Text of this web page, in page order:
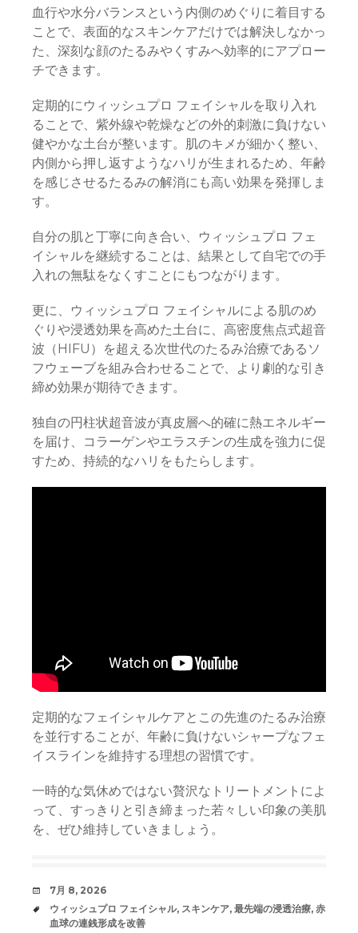
血行や水分バランスという内側のめぐりに着目する
ことで、表面的なスキンケアだけでは解決しなかっ
た、深刻な顔のたるみやくすみへ効率的にアプロー
チできます。
定期的にウィッシュプロ フェイシャルを取り入れ
ることで、紫外線や乾燥などの外的刺激に負けない
健やかな土台が整います。肌のキメが細かく整い、
内側から押し返すようなハリが生まれるため、年齢
を感じさせるたるみの解消にも高い効果を発揮しま
す。
自分の肌と丁寧に向き合い、ウィッシュプロ フェ
イシャルを継続することは、結果として自宅での手
入れの無駄をなくすことにもつながります。
更に、ウィッシュプロ フェイシャルによる肌のめ
ぐりや浸透効果を高めた土台に、高密度焦点式超音
波（HIFU）を超える次世代のたるみ治療であるソ
フウェーブを組み合わせることで、より劇的な引き
締め効果が期待できます。
独自の円柱状超音波が真皮層へ的確に熱エネルギー
を届け、コラーゲンやエラスチンの生成を強力に促
すため、持続的なハリをもたらします。
定期的なフェイシャルケアとこの先進のたるみ治療
を並行することが、年齢に負けないシャープなフェ
イスラインを維持する理想の習慣です。
一時的な気休めではない贅沢なトリートメントによ
って、すっきりと引き締まった若々しい印象の美肌
を、ぜひ維持していきましょう。
日
時
7月 8, 2026
タ
グ
ウィッシュプロ フェイシャル, スキンケア, 最先端の浸透治療, 赤
血球の連銭形成を改善